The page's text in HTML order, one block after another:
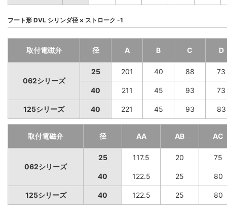
フート形 DVL シリンダ径 × ストローク -1
取付電磁弁 径 A B C D
062シリーズ
25 201 40 88 73
40 211 45 93 73
125シリーズ 40 221 45 93 83
取付電磁弁 径 AA AB AC
062シリーズ
25 117.5 20 75
40 122.5 25 80
125シリーズ 40 122.5 25 80